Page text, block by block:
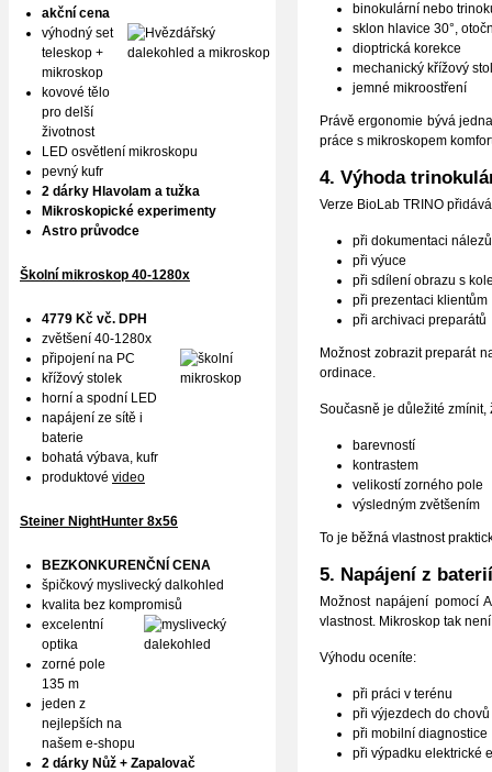
binokulární nebo
sklon hlavice 30°,
dioptrická korekce
mechanický křížový
jemné mikroostření
Právě ergonomie bývá
práce s mikroskopem
4. Výhoda
Verze BioLab TRINO
při dokumentaci nálezů
při výuce
při sdílení obrazu s
při prezentaci klientům
při archivaci preparátů
Možnost zobrazit preparát
ordinace.
Současně je důležité zmínit,
barevností
kontrastem
velikostí zorného pole
výsledným zvětšením
To je běžná vlastnost
5. Napájení z
Možnost napájení pomocí
vlastnost. Mikroskop tak
Výhodu oceníte:
při práci v terénu
při výjezdech do chovů
při mobilní diagnostice
při výpadku elektrické
akční cena
výhodný set
teleskop +
mikroskop
kovové tělo
pro delší
životnost
LED osvětlení mikroskopu
pevný kufr
2 dárky Hlavolam a tužka
Mikroskopické experimenty
Astro průvodce
Školní mikroskop 40-1280x
4779 Kč vč. DPH
zvětšení 40-1280x
připojení na PC
křížový stolek
horní a spodní LED
napájení ze sítě i
baterie
bohatá výbava, kufr
produktové video
Steiner NightHunter 8x56
BEZKONKURENČNÍ CENA
špičkový myslivecký dalkohled
kvalita bez kompromisů
excelentní
optika
zorné pole
135 m
jeden z
nejlepších na
našem e-shopu
2 dárky Nůž + Zapalovač